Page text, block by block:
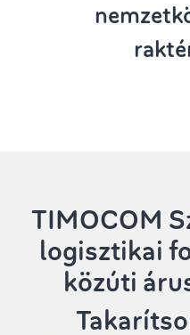
TIMOCOM
logisztikai
közúti